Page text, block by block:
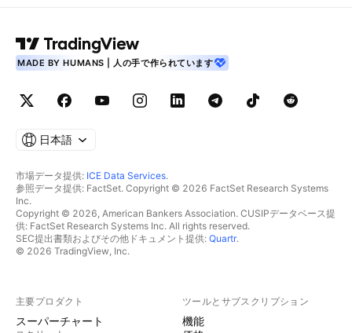
MADE BY HUMANS | 人の手で作られています
日本語
市場データ提供: ICE Data Services.
参照データ提供: FactSet. Copyright © 2026 FactSet Research Systems
Inc.
Copyright © 2026, American Bankers Association. CUSIPデータベース提
供: FactSet Research Systems Inc. All rights reserved.
SEC提出書類およびその他ドキュメント提供: Quartr.
© 2026 TradingView, Inc.
主要プロダクト
スーパーチャート
ツールとサブスクリプション
機能